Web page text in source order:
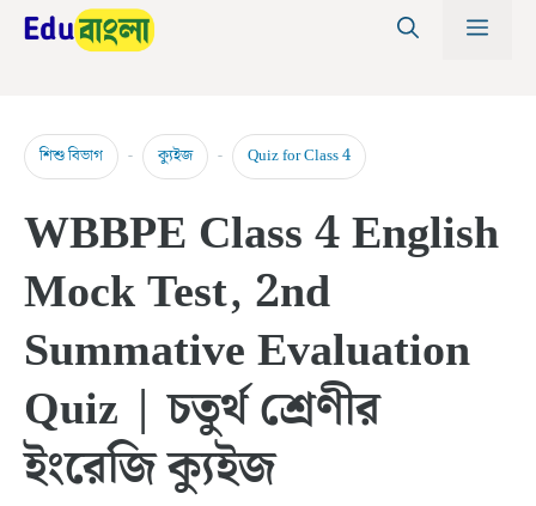
Skip
শিশু বিভাগ - ক্যুইজ - Quiz for Class 4
WBBPE Class 4 English
Mock Test, 2nd
Summative Evaluation
Quiz | চতুর্থ শ্রেণীর
ইংরেজি ক্যুইজ